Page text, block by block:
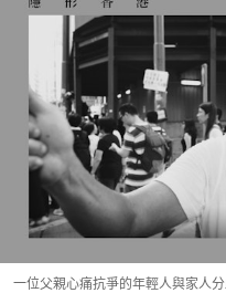
一位父親心痛抗爭的年輕人與家人